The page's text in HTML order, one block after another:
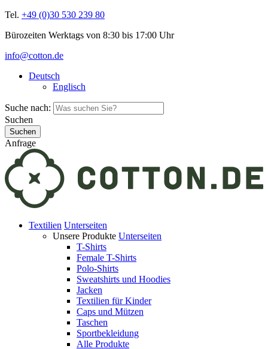
Tel. +49 (0)30 530 239 80
Bürozeiten Werktags von 8:30 bis 17:00 Uhr
info@cotton.de
Deutsch
Englisch
Suche nach:
Suchen
Anfrage
Textilien Unterseiten
Unsere Produkte Unterseiten
T-Shirts
Female T-Shirts
Polo-Shirts
Sweatshirts und Hoodies
Jacken
Textilien für Kinder
Caps und Mützen
Taschen
Sportbekleidung
Alle Produkte